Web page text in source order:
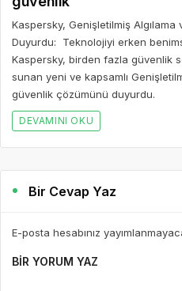
Kaspersky, Genişletilmiş Algılama
Duyurdu: Teknolojiyi erken
Kaspersky, birden fazla güvenlik
sunan yeni ve kapsamlı
güvenlik çözümünü duyurdu.
DEVAMINI OKU
Bir Cevap Yaz
E-posta hesabınız
BIR YORUM YAZ